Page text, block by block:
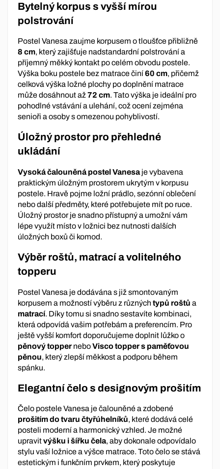
Bytelný korpus s vyšší mírou
polstrování
Postel Vanesa zaujme korpusem o tloušťce přibližně
8 cm, který zajišťuje nadstandardní polstrování a
příjemný měkký kontakt po celém obvodu postele.
Výška boku postele bez matrace činí60 cm, přičemž
celková výška ložné plochy po doplnění matrace
může dosáhnout až 72 cm. Tato výška je ideální pro
pohodlné vstávání a ulehání, což ocení zejména
senioři a osoby s omezenou pohyblivostí.
Úložný prostor pro přehledné
ukládání
Vysoká čalouněná postel Vanesaje vybavena
praktickým úložným prostorem ukrytým v korpusu
postele. Hravě pojme ložní prádlo, sezónní oblečení
nebo další předměty, které potřebujete mít po ruce.
Úložný prostor je snadno přístupný a umožní vám
lépe využít místo v ložnici bez nutnosti dalších
úložných boxů či komod.
Výběr roštů, matrací a volitelného
topperu
Postel Vanesa je dodávána s již smontovaným
korpusem a možností výběru z různých typů roštů a
matrací. Díky tomu si snadno sestavíte kombinaci,
která odpovídá vašim potřebám a preferencím. Pro
ještě vyšší komfort doporučujeme doplnit lůžko o
pěnový topper neboVisco topper s paměťovou
pěnou, který zlepší měkkost a podporu během
spánku.
Elegantní čelo s designovým prošitím
Čelo postele Vanesa je čalouněné a zdobené
prošitím do tvaru čtyřúhelníků, které dodává celé
posteli moderní a harmonický vzhled. Je možné
upravitvýšku i šířku čela, aby dokonale odpovídalo
stylu vaší ložnice a výšce matrace. Toto čelo se stává
estetickým i funkčním prvkem, který poskytuje